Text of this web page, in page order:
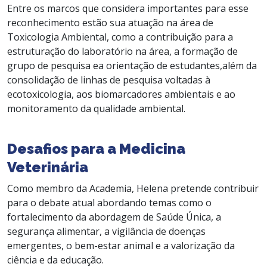
Entre os marcos que considera importantes para esse
reconhecimento estão sua atuação na área de
Toxicologia Ambiental, como a contribuição para a
estruturação do laboratório na área, a formação de
grupo de pesquisa ea orientação de estudantes,além da
consolidação de linhas de pesquisa voltadas à
ecotoxicologia, aos biomarcadores ambientais e ao
monitoramento da qualidade ambiental.
Desafios para a Medicina
Veterinária
Como membro da Academia, Helena pretende contribuir
para o debate atual abordando temas como o
fortalecimento da abordagem de Saúde Única, a
segurança alimentar, a vigilância de doenças
emergentes, o bem-estar animal e a valorização da
ciência e da educação.